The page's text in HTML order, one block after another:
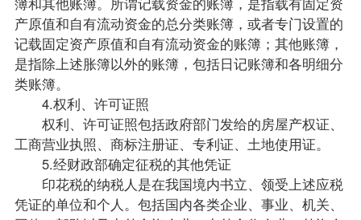
产原值和自有流动资金的总分类账簿，或者专门设置的
记载固定资产原值和自有流动资金的账簿；其他账簿，
是指除上述胀簿以外的账簿，包括日记账簿和各明细分
类账簿。
4.权利、许可证照
权利、许可证照包括政府部门发给的房屋产权证、
工商营业执照、商标注册证、专利证、土地使用证。
5.经财政部确定征税的其他凭证
印花税的纳税人是在我国境内书立、领受上述应税
凭证的单位和个人。包括国内各类企业、事业、机关、